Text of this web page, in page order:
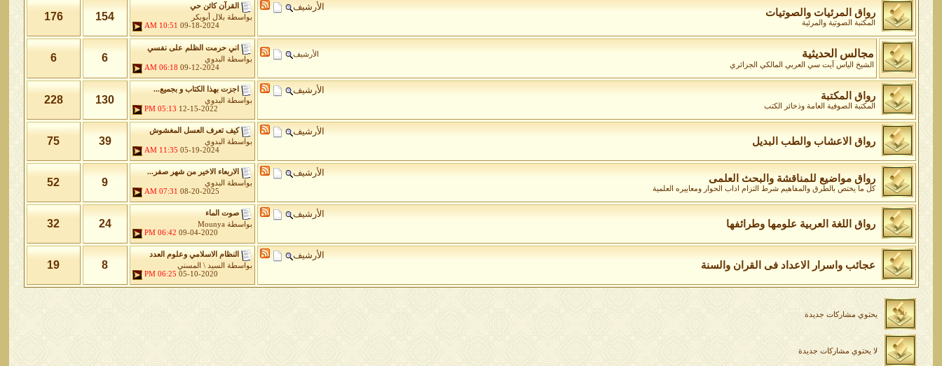
الأرشيف
رواق المرئيات والصوتيات
المكتبة الصوتية والمرئية
القرآن كائن حي
بواسطة بلال أبوبكر
09-18-2024
10:51 AM
154
176
الأرشيف مجالس الحديثية
الشيخ الياس آيت سي العربي المالكي الجزائري
اني حرمت الظلم على نفسي
بواسطة
البدوي
09-12-2024
06:18 AM
6
6
الأرشيف
رواق المكتبة
المكتبة الصوفية العامة وذخائر الكتب
اجزت بهذا الكتاب و بجميع...
بواسطة
البدوي
12-15-2022
05:13 PM
130
228
الأرشيف
رواق الاعشاب والطب البديل
كيف تعرف العسل المغشوش
بواسطة
البدوي
05-19-2024
11:35 AM
39
75
الأرشيف
رواق مواضيع للمناقشة والبحث العلمى
كل ما يختص بالطرق والمفاهيم شرط التزام اداب الحوار ومعاييره العلمية
الاربعاء الاخير من شهر صفر...
بواسطة
البدوي
08-20-2025
07:31 AM
9
52
الأرشيف
رواق اللغة العربية علومها وطرائفها
صوت الماء
بواسطة Mounya
09-04-2020
06:42 PM
24
32
الأرشيف
عجائب واسرار الاعداد فى القران والسنة
النظام الاسلامي وعلوم العدد
بواسطة
السيد \ المسني
05-10-2020
06:25 PM
8
19
يحتوي مشاركات جديدة
لا يحتوي مشاركات جديدة